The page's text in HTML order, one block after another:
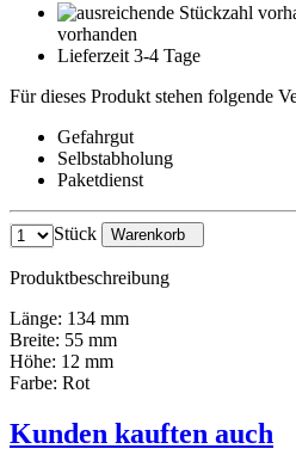
vorhanden
Lieferzeit 3-4 Tage
Für dieses Produkt stehen folgende
Gefahrgut
Selbstabholung
Paketdienst
Stück Warenkorb
Produktbeschreibung
Länge: 134 mm
Breite: 55 mm
Höhe: 12 mm
Farbe: Rot
Kunden kauften auch